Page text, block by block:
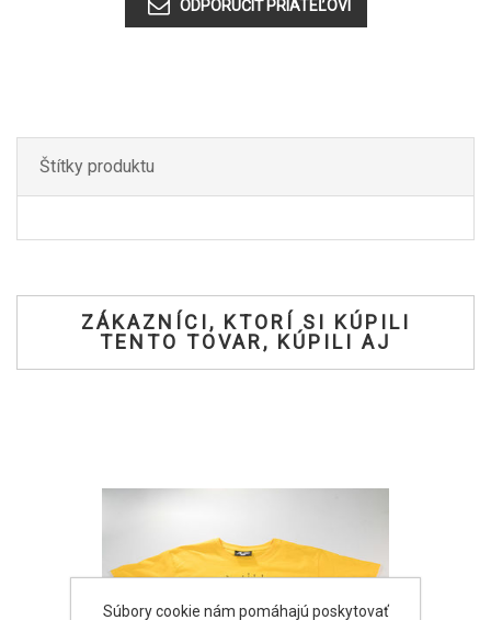
Štítky produktu
ZÁKAZNÍCI, KTORÍ SI KÚPILI
TENTO TOVAR, KÚPILI AJ
Súbory cookie nám pomáhajú poskytovať